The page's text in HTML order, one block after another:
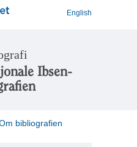
English
Ibsen-
bibliografien